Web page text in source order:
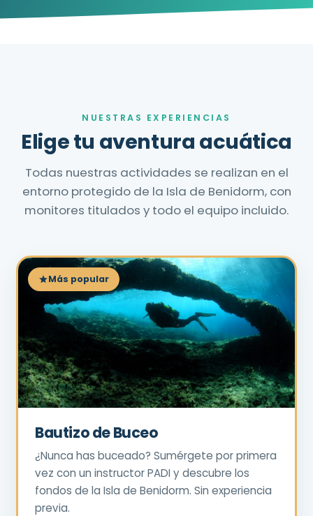
NUESTRAS EXPERIENCIAS
Elige tu aventura acuática
Todas nuestras actividades se realizan en el
entorno protegido de la Isla de Benidorm, con
monitores titulados y todo el equipo incluido.
Más popular
Bautizo de Buceo
¿Nunca has buceado? Sumérgete por primera
vez con un instructor PADI y descubre los
fondos de la Isla de Benidorm. Sin experiencia
previa.